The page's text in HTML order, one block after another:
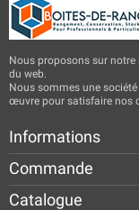
Nous proposons sur
du web.
Nous sommes une
œuvre pour satisfaire nos
Informations
Commande
Catalogue